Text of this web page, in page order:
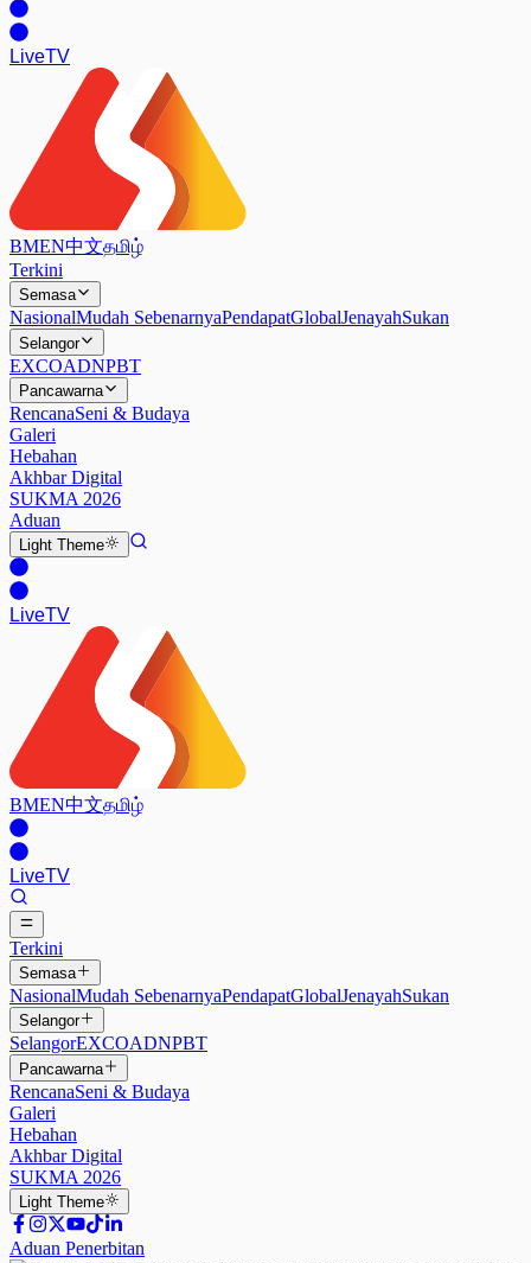
LiveTV
BMEN中文தமிழ்
Terkini
Semasa
NasionalMudah SebenarnyaPendapatGlobalJenayahSukan
Selangor
EXCOADNPBT
Pancawarna
RencanaSeni & Budaya
Galeri
Hebahan
Akhbar Digital
SUKMA 2026
Aduan
Light Theme
LiveTV
BMEN中文தமிழ்
LiveTV
Terkini
Semasa
NasionalMudah SebenarnyaPendapatGlobalJenayahSukan
Selangor
SelangorEXCOADNPBT
Pancawarna
RencanaSeni & Budaya
Galeri
Hebahan
Akhbar Digital
SUKMA 2026
Light Theme
Aduan Penerbitan